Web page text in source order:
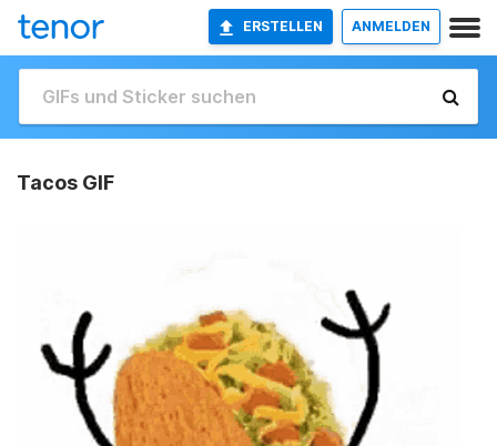
ERSTELLEN ANMELDEN
Tacos GIF